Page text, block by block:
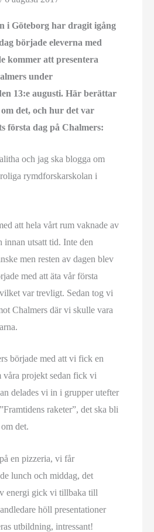
i Göteborg har dragit igång
började eleverna med
kommer att presentera
under
13:e augusti. Här berättar
det, och hur det var
första dag på Chalmers:
och jag ska blogga om
rymdforskarskolan i
att hela vårt rum vaknade av
innan utsatt tid. Inte den
men resten av dagen blev
med att äta vår första
var trevligt. Sedan tog vi
Chalmers där vi skulle vara
började med att vi fick en
våra projekt sedan fick vi
delades vi in i grupper utefter
raketer”, det ska bli
det.
en pizzeria, vi får
lunch och middag, det
energi gick vi tillbaka till
höll presentationer
utbildning, intressant!